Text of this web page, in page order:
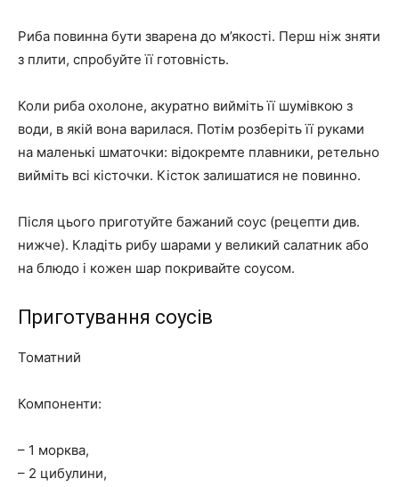
Риба повинна бути зварена до м’якості. Перш ніж зняти
з плити, спробуйте її готовність.
Коли риба охолоне, акуратно вийміть її шумівкою з
води, в якій вона варилася. Потім розберіть її руками
на маленькі шматочки: відокремте плавники, ретельно
вийміть всі кісточки. Кісток залишатися не повинно.
Після цього приготуйте бажаний соус (рецепти див.
нижче). Кладіть рибу шарами у великий салатник або
на блюдо і кожен шар покривайте соусом.
Приготування соусів
Томатний
Компоненти:
– 1 морква,
– 2 цибулини,